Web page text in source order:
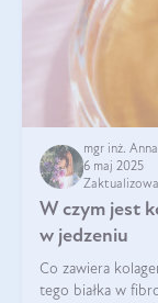
mgr inż.
6 maj 2025
W czym jest
w jedzeniu
Co zawiera
tego białka w